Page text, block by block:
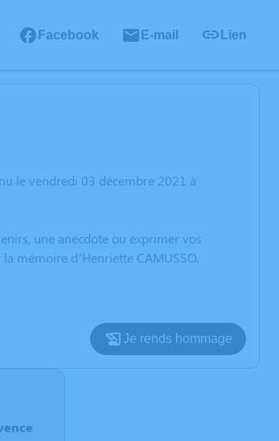
Facebook E-mail Lien
le vendredi 03 décembre 2021 à
une anecdote ou exprimer vos
mémoire d’Henriette CAMUSSO.
Je rends hommage